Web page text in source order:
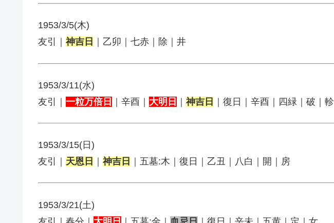
1953/3/5(木)
友引｜ 神吉日 ｜乙卯｜七赤｜除｜井
1953/3/11(水)
友引｜ 一粒万倍日 ｜辛酉｜ 大明日 ｜ 神吉日 ｜復日｜辛酉｜四緑｜破｜軫
1953/3/15(日)
友引｜ 天恩日 神吉日 ｜五墓:木｜復日｜乙丑｜八白｜開｜房
1953/3/21(土)